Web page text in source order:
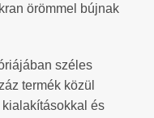
örömmel bújnak
széles
termék közül
és